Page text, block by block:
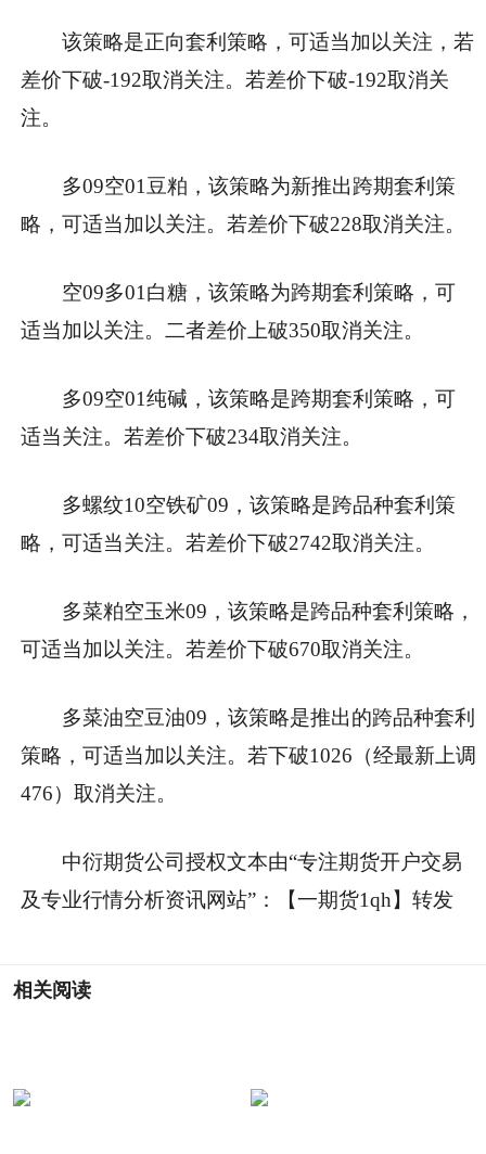
该策略是正向套利策略，可适当加以关注，若
差价下破-192取消关注。若差价下破-192取消关
注。
多09空01豆粕，该策略为新推出跨期套利策
略，可适当加以关注。若差价下破228取消关注。
空09多01白糖，该策略为跨期套利策略，可
适当加以关注。二者差价上破350取消关注。
多09空01纯碱，该策略是跨期套利策略，可
适当关注。若差价下破234取消关注。
多螺纹10空铁矿09，该策略是跨品种套利策
略，可适当关注。若差价下破2742取消关注。
多菜粕空玉米09，该策略是跨品种套利策略，
可适当加以关注。若差价下破670取消关注。
多菜油空豆油09，该策略是推出的跨品种套利
策略，可适当加以关注。若下破1026（经最新上调
476）取消关注。
中衍期货公司授权文本由“专注期货开户交易
及专业行情分析资讯网站”：【一期货1qh】转发
相关阅读